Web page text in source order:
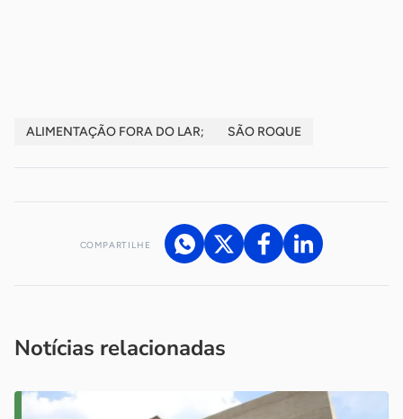
ALIMENTAÇÃO FORA DO LAR; SÃO ROQUE
COMPARTILHE
Notícias relacionadas